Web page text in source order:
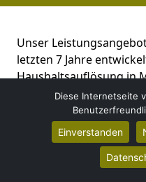
Unser
letzten 7 Jahre
Haushaltsauflösung in
mehr, als nur Kisten
Full-Service?
Vorfeld die komplette
Diese Internetseite
Einverstanden